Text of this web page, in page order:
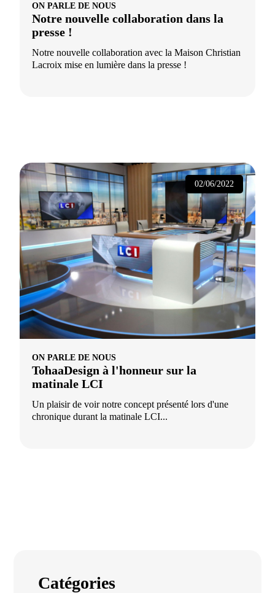
ON PARLE DE NOUS
Notre nouvelle collaboration dans la
presse !
Notre nouvelle collaboration avec la Maison Christian
Lacroix mise en lumière dans la presse !
02/06/2022
ON PARLE DE NOUS
TohaaDesign à l'honneur sur la
matinale LCI
Un plaisir de voir notre concept présenté lors d'une
chronique durant la matinale LCI...
Catégories